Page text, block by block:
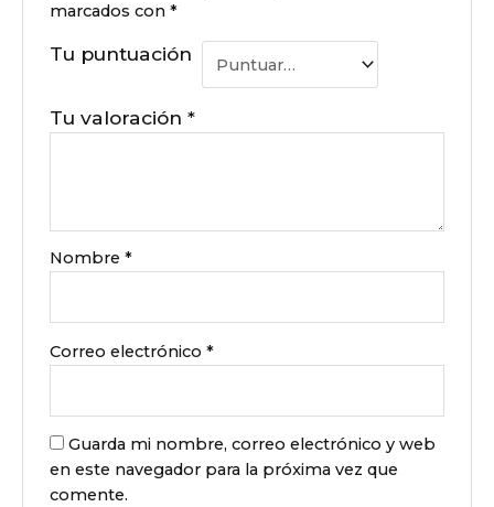
marcados con*
Tu puntuación
Tu valoración*
Nombre*
Correo electrónico*
Guarda mi nombre, correo electrónico y web
en este navegador para la próxima vez que
comente.